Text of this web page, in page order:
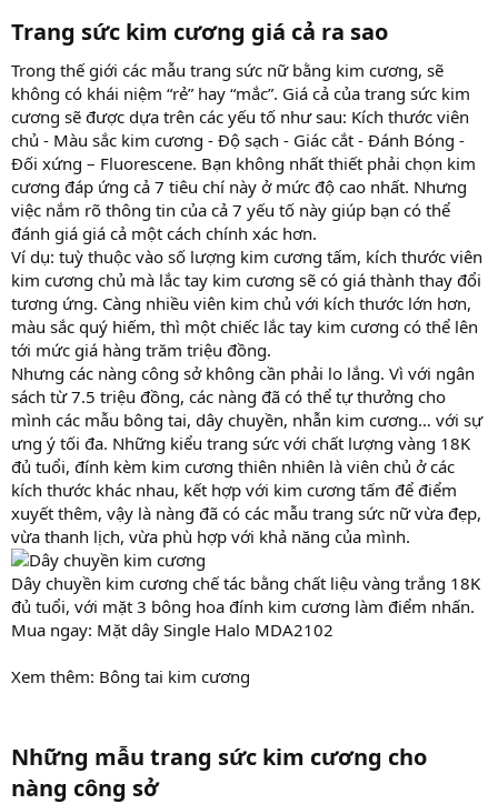
Trang sức kim cương giá cả ra sao​
Trong thế giới các mẫu trang sức nữ bằng kim cương, sẽ
không có khái niệm “rẻ” hay “mắc”. Giá cả của trang sức kim
cương sẽ được dựa trên các yếu tố như sau: Kích thước viên
chủ - Màu sắc kim cương - Độ sạch - Giác cắt - Đánh Bóng -
Đối xứng – Fluorescene. Bạn không nhất thiết phải chọn kim
cương đáp ứng cả 7 tiêu chí này ở mức độ cao nhất. Nhưng
việc nắm rõ thông tin của cả 7 yếu tố này giúp bạn có thể
đánh giá giá cả một cách chính xác hơn.
Ví dụ: tuỳ thuộc vào số lượng kim cương tấm, kích thước viên
kim cương chủ mà lắc tay kim cương sẽ có giá thành thay đổi
tương ứng. Càng nhiều viên kim chủ với kích thước lớn hơn,
màu sắc quý hiếm, thì một chiếc lắc tay kim cương có thể lên
tới mức giá hàng trăm triệu đồng.
Nhưng các nàng công sở không cần phải lo lắng. Vì với ngân
sách từ 7.5 triệu đồng, các nàng đã có thể tự thưởng cho
mình các mẫu bông tai, dây chuyền, nhẫn kim cương… với sự
ưng ý tối đa. Những kiểu trang sức với chất lượng vàng 18K
đủ tuổi, đính kèm kim cương thiên nhiên là viên chủ ở các
kích thước khác nhau, kết hợp với kim cương tấm để điểm
xuyết thêm, vậy là nàng đã có các mẫu trang sức nữ vừa đẹp,
vừa thanh lịch, vừa phù hợp với khả năng của mình.
Dây chuyền kim cương chế tác bằng chất liệu vàng trắng 18K
đủ tuổi, với mặt 3 bông hoa đính kim cương làm điểm nhấn.
Mua ngay: Mặt dây Single Halo MDA2102
Xem thêm: Bông tai kim cương
Những mẫu trang sức kim cương cho
nàng công sở​